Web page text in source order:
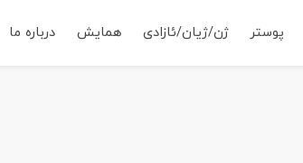
پوستر ژن/ژیان/ئازادی همایش درباره ما